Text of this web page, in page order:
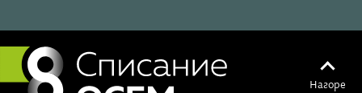
Нагоре